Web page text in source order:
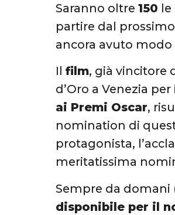
Saranno oltre150 le
partire dal prossimo
ancora avuto
Ilfilm, già vincitore
d’Oro a Venezia per
ai Premi Oscar,
nomination di
protagonista,
meritatissima
Sempre da domani
disponibile per il